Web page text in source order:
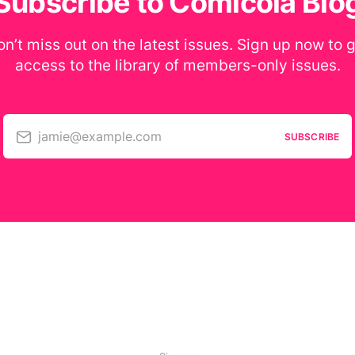
miss out on the latest issues. Sign up now to
access to the library of members-only issues.
jamie@example.com SUBSCRIBE